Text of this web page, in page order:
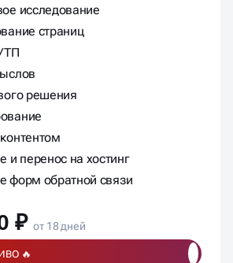
исследование
страниц
решения
и перенос на хостинг
форм обратной связи
₽ от 18 дней
🔥